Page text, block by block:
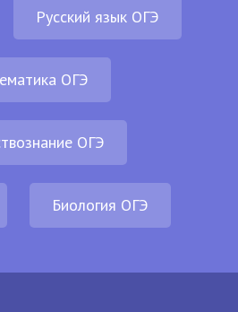
Русский язык ОГЭ
ОГЭ
ОГЭ
Биология ОГЭ